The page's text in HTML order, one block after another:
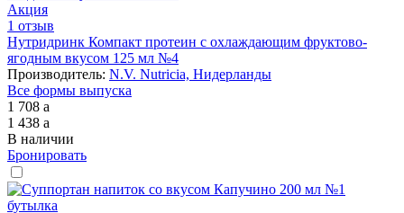
Акция
1 отзыв
Нутридринк Компакт протеин с охлаждающим фруктово-
ягодным вкусом 125 мл №4
Производитель: N.V. Nutricia, Нидерланды
Все формы выпуска
1 708 a
1 438 a
В наличии
Бронировать